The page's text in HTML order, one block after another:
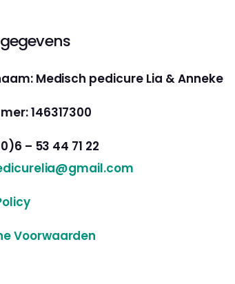
Medisch pedicure Lia & Anneke
146317300
– 53 44 71 22
Voorwaarden